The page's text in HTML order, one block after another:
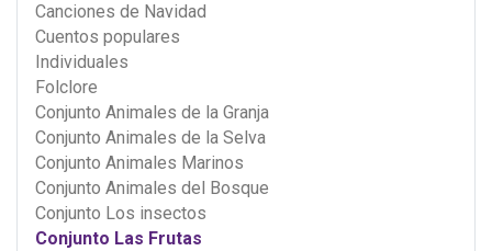
Canciones de Navidad
Cuentos populares
Individuales
Folclore
Conjunto Animales de la Granja
Conjunto Animales de la Selva
Conjunto Animales Marinos
Conjunto Animales del Bosque
Conjunto Los insectos
Conjunto Las Frutas